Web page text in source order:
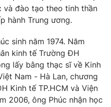
động sản
lòng Việt
mình bằng AI
và đào tạo theo tinh thần
hành Trung ương.
sinh năm 1974. Năm
kinh tế Trường ĐH
lấy bằng thạc sĩ về Kinh
Nam - Hà Lan, chương
Kinh tế TP.HCM và Viện
2006, ông Phúc nhận học